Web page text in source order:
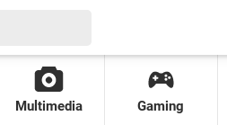
Multimedia Gaming